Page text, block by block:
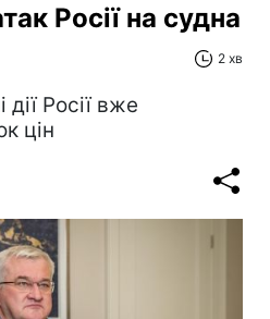
Росії на судна
2 хв
Росії вже
цін